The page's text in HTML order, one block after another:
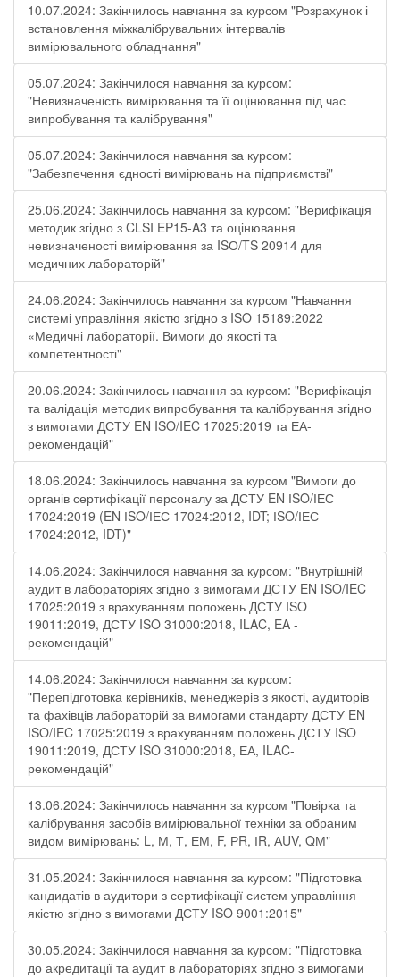
10.07.2024: Закінчилось навчання за курсом "Розрахунок і
встановлення міжкалібрувальних інтервалів
вимірювального обладнання"
05.07.2024: Закінчилося навчання за курсом:
"Невизначеність вимірювання та її оцінювання під час
випробування та калібрування"
05.07.2024: Закінчилося навчання за курсом:
"Забезпечення єдності вимірювань на підприємстві"
25.06.2024: Закінчилось навчання за курсом: "Верифікація
методик згідно з CLSI EP15-A3 та оцінювання
невизначеності вимірювання за ISО/TS 20914 для
медичних лабораторій"
24.06.2024: Закінчилось навчання за курсом "Навчання
системі управління якістю згідно з ISO 15189:2022
«Медичні лабораторії. Вимоги до якості та
компетентності"
20.06.2024: Закінчилось навчання за курсом: "Верифікація
та валідація методик випробування та калібрування згідно
з вимогами ДСТУ EN ISO/IEC 17025:2019 та ЕА-
рекомендацій"
18.06.2024: Закінчилось навчання за курсом "Вимоги до
органів сертифікації персоналу за ДСТУ EN ІSO/ІЕС
17024:2019 (EN ІSO/ІЕС 17024:2012, IDT; ІSO/ІЕС
17024:2012, IDT)"
14.06.2024: Закінчилося навчання за курсом: "Внутрішній
аудит в лабораторіях згідно з вимогами ДСТУ EN ISO/IEC
17025:2019 з врахуванням положень ДСТУ ISO
19011:2019, ДСТУ ISO 31000:2018, ILAC, EA -
рекомендацій"
14.06.2024: Закінчилося навчання за курсом:
"Перепідготовка керівників, менеджерів з якості, аудиторів
та фахівців лабораторій за вимогами стандарту ДСТУ EN
ISO/IEC 17025:2019 з врахуванням положень ДСТУ ISO
19011:2019, ДСТУ ISO 31000:2018, ЕА, ILAC-
рекомендацій"
13.06.2024: Закінчилось навчання за курсом "Повірка та
калібрування засобів вимірювальної техніки за обраним
видом вимірювань: L, М, Т, ЕМ, F, РR, ІR, АUV, QМ"
31.05.2024: Закінчилося навчання за курсом: "Підготовка
кандидатів в аудитори з сертифікації систем управління
якістю згідно з вимогами ДСТУ ISO 9001:2015"
30.05.2024: Закінчилося навчання за курсом: "Підготовка
до акредитації та аудит в лабораторіях згідно з вимогами